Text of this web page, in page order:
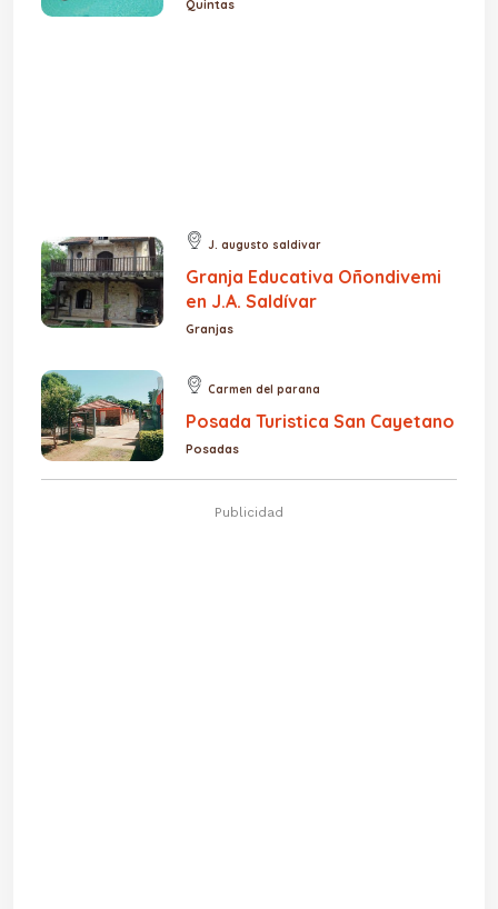
Quintas
J. augusto saldivar
Granja Educativa Oñondivemi
en J.A. Saldívar
Granjas
Carmen del parana
Posada Turistica San Cayetano
Posadas
Publicidad